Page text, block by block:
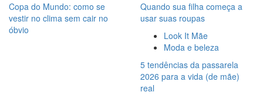
Copa do Mundo: como se
vestir no clima sem cair no
óbvio
Quando sua filha começa a
usar suas roupas
Look It Mãe
Moda e beleza
5 tendências da passarela
2026 para a vida (de mãe)
real